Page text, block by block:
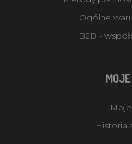
Ogólne
B2B -
Historia